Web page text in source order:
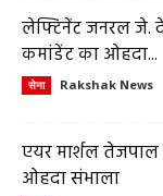
लेफ्टिनेंट जनरल
कमांडेंट का ओहदा...
सेना Rakshak News
एयर मार्शल
ओहदा संभाला